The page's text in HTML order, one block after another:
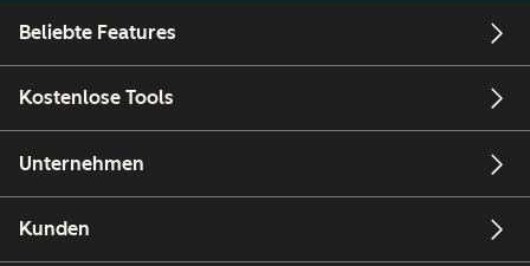
Beliebte Features
Kostenlose Tools
Unternehmen
Kunden